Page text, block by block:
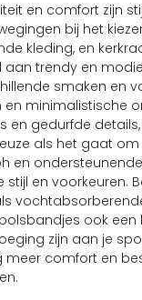
en comfort zijn
bij het
kleding, en
aan trendy en
smaken en
en minimalistische
en gedurfde details,
als het gaat
en
stijl en voorkeuren.
ook een
zijn aan je
meer comfort en